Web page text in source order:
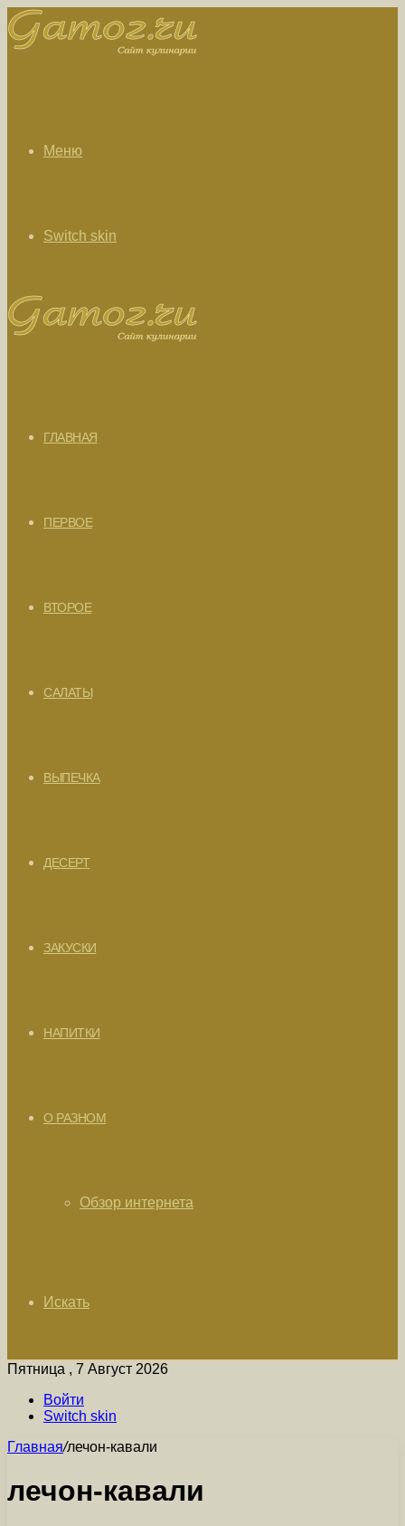
Меню
Switch skin
ГЛАВНАЯ
ПЕРВОЕ
ВТОРОЕ
САЛАТЫ
ВЫПЕЧКА
ДЕСЕРТ
ЗАКУСКИ
НАПИТКИ
О РАЗНОМ
Обзор интернета
Искать
Пятница , 7 Август 2026
Войти
Switch skin
Главная/лечон-кавали
лечон-кавали